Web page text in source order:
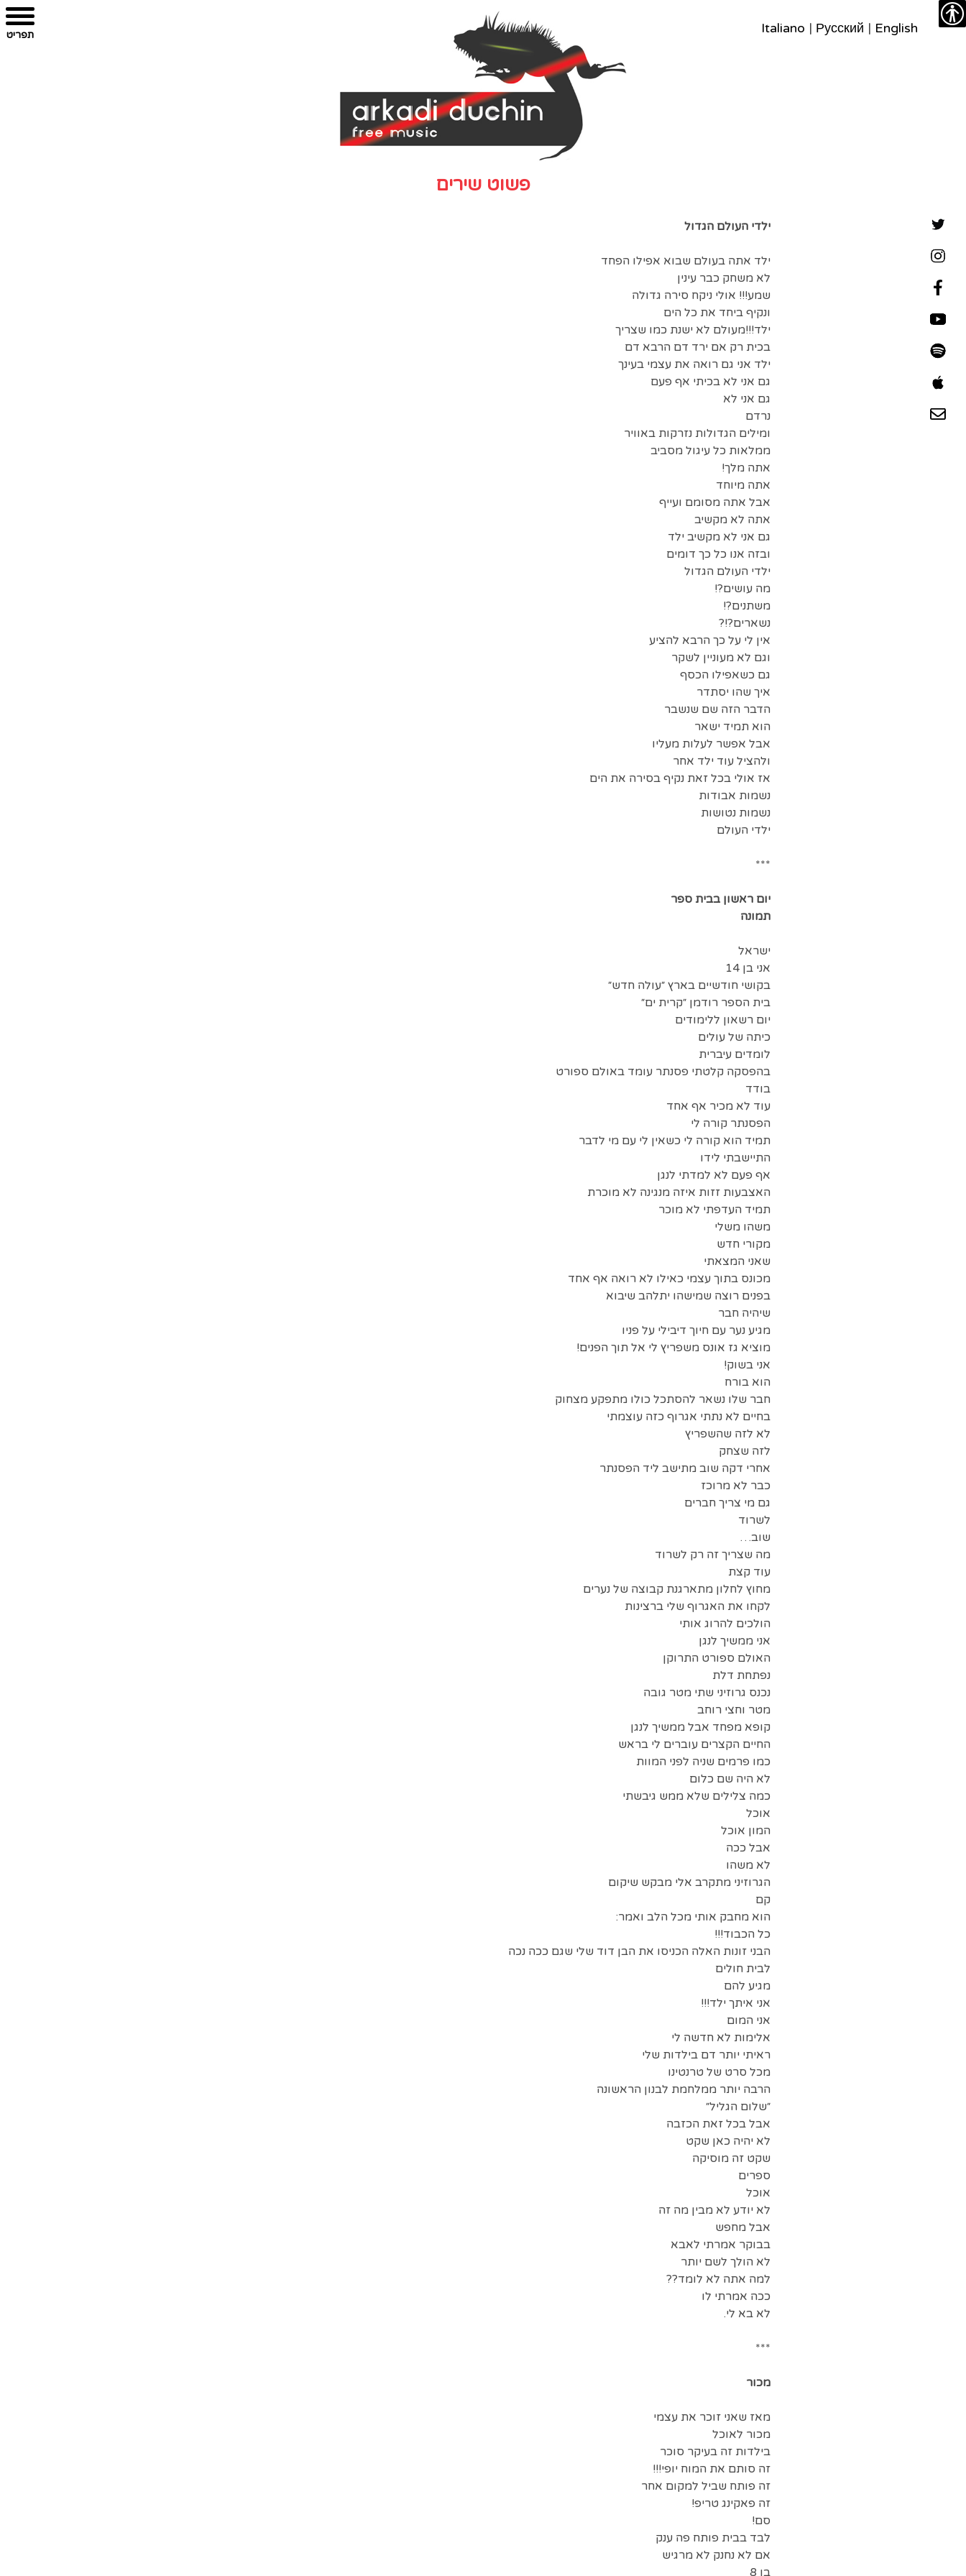
מפת
הצהרת
עבור
צרו
English
|
Русский
|
Italiano
פשוט שירים
ילדי העולם הגדול
ילד אתה בעולם שבוא אפילו הפחד
לא משחק כבר עינין
שמע!!! אולי ניקח סירה גדולה
ונקיף ביחד את כל הים
ילד!!!מעולם לא ישנת כמו שצריך
בכית רק אם ירד דם הרבא דם
ילד אני גם רואה את עצמי בעינך
גם אני לא בכיתי אף פעם
גם אני לא
נרדם
ומילים הגדולות נזרקות באוויר
ממלאות כל עיגול מסביב
אתה מלך!
אתה מיוחד
אבל אתה מסומם ועייף
אתה לא מקשיב
גם אני לא מקשיב ילד
ובזה אנו כל כך דומים
ילדי העולם הגדול
מה עושים?!
משתנים?!
נשארים?!?
אין לי על כך הרבא להציע
וגם לא מעוניין לשקר
גם כשאפילו הכסף
איך שהו יסתדר
הדבר הזה שם שנשבר
הוא תמיד ישאר
אבל אפשר לעלות מעליו
ולהציל עוד ילד אחר
אז אולי בכל זאת נקיף בסירה את הים
נשמות אבודות
נשמות נטושות
ילדי העולם
***
יום ראשון בבית ספר
תמונה
ישראל
אני בן 14
בקושי חודשיים בארץ ״עולה חדש״
בית הספר רודמן ״קרית ים״
יום רשאון ללימודים
כיתה של עולים
לומדים עיברית
בהפסקה קלטתי פסנתר עומד באולם ספורט
בודד
עוד לא מכיר אף אחד
הפסנתר קורה לי
תמיד הוא קורה לי כשאין לי עם מי לדבר
התיישבתי לידו
אף פעם לא למדתי לנגן
האצבעות זזות איזה מנגינה לא מוכרת
תמיד העדפתי לא מוכר
משהו משלי
מקורי חדש
שאני המצאתי
מכונס בתוך עצמי כאילו לא רואה אף אחד
בפנים רוצה שמישהו יתלהב שיבוא
שיהיה חבר
מגיע נער עם חיוך דיבילי על פניו
מוציא גז אונס משפריץ לי אל תוך הפנים!
אני בשוק!
הוא בורח
חבר שלו נשאר להסתכל כולו מתפקע מצחוק
בחיים לא נתתי אגרוף כזה עוצמתי
לא לזה שהשפריץ
לזה שצחק
אחרי דקה שוב מתישב ליד הפסנתר
כבר לא מרוכז
גם מי צריך חברים
לשרוד
שוב…
מה שצריך זה רק לשרוד
עוד קצת
מחוץ לחלון מתארגנת קבוצה של נערים
לקחו את האגרוף שלי ברצינות
הולכים להרוג אותי
אני ממשיך לנגן
האולם ספורט התרוקן
נפתחת דלת
נכנס גרוזיני שתי מטר גובה
מטר וחצי רוחב
קופא מפחד אבל ממשיך לנגן
החיים הקצרים עוברים לי בראש
כמו פרמים שניה לפני המוות
לא היה שם כלום
כמה צלילים שלא ממש גיבשתי
אוכל
המון אוכל
אבל ככה
לא משהו
הגרוזיני מתקרב אלי מבקש שיקום
קם
הוא מחבק אותי מכל הלב ואמר:
כל הכבוד!!!
הבני זונות האלה הכניסו את הבן דוד שלי שגם ככה נכה
לבית חולים
מגיע להם
אני איתך ילד!!!
אני המום
אלימות לא חדשה לי
ראיתי יותר דם בילדות שלי
מכל סרט של טרנטינו
הרבה יותר ממלחמת לבנון הראשונה
״שלום הגליל״
אבל בכל זאת הכזבה
לא יהיה כאן שקט
שקט זה מוסיקה
ספרים
אוכל
לא יודע לא מבין מה זה
אבל מחפש
בבוקר אמרתי לאבא
לא הולך לשם יותר
למה אתה לא לומד??
ככה אמרתי לו
לא בא לי.
***
מכור
מאז שאני זוכר את עצמי
מכור לאוכל
בילדות זה בעיקר סוכר
זה סותם את המוח יופי!!!
זה פותח שביל למקום אחר
זה פאקינג טריפ!
סם!
לבד בבית פותח פה ענק
אם לא נחנק לא מרגיש
בן 8
תפריט